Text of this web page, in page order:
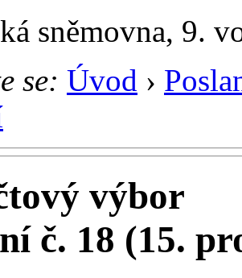
sněmovna, 9.
se: Úvod ›
výbor
č. 18 (15.